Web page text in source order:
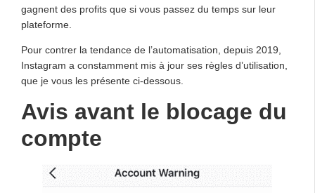
gagnent des profits que si vous passez du temps sur leur
plateforme.
Pour contrer la tendance de l’automatisation, depuis 2019,
Instagram a constamment mis à jour ses règles d’utilisation,
que je vous les présente ci-dessous.
Avis avant le blocage du
compte